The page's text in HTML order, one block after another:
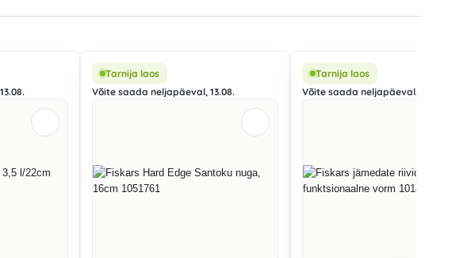
Tarnija laos
Võite saada neljapäeval, 13.08.
Tarnija laos
Võite saada neljapäeval, 13.08.